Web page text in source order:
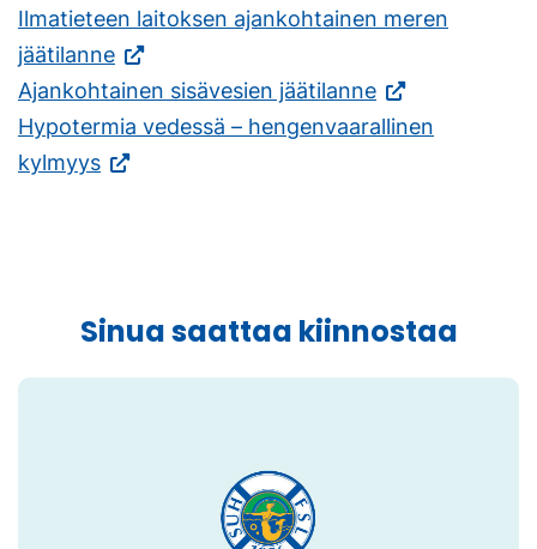
Linkki
sivustolla.
avautuu
uuteen
ulkoisella
Linkki
avautuu
Ilmatieteen laitoksen ajankohtainen meren
jäätilanne(Vieraile
ulkoisella
sivustolla.
Linkki
Ajankohtainen sisävesien jäätilanne(Vieraile
ulkoisella
Hypotermia vedessä – hengenvaarallinen
kylmyys(Vieraile
uuteen
välilehteen.)
Sinua saattaa kiinnostaa